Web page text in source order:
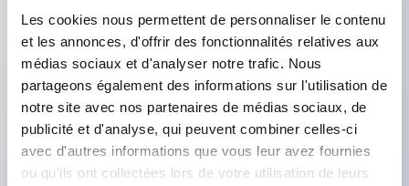
Les cookies nous permettent de personnaliser le contenu
et les annonces, d'offrir des fonctionnalités relatives aux
médias sociaux et d'analyser notre trafic. Nous
partageons également des informations sur l'utilisation de
notre site avec nos partenaires de médias sociaux, de
publicité et d'analyse, qui peuvent combiner celles-ci
avec d'autres informations que vous leur avez fournies
ou qu'ils ont collectées lors de votre utilisation de leurs
Caractéristiques clés
Le montage en groupe serré est possible, et le
montage/démontage de l’unité de contact est
également facile même lors du montage en groupe
serré.